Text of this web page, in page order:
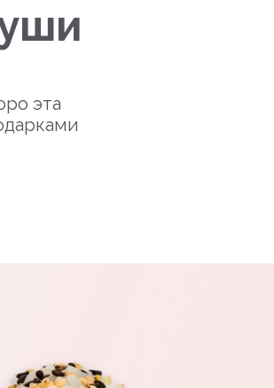
эта